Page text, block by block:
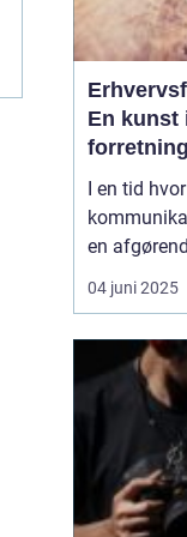
En kunst
I en tid
en
branding og
uundværlig
Vejle.
til at
ge...
04 juni 2025